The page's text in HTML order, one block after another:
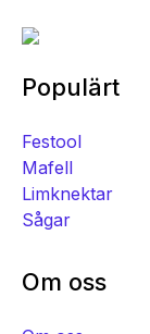
Populärt
Festool
Mafell
Limknektar
Sågar
Om oss